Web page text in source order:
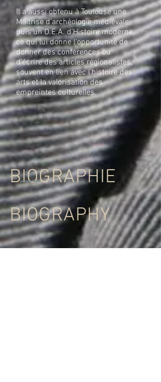
Il a aussi obtenu à Toulouse une
Maîtrise d'archéologie médiévale,
puis un D.E.A. d'Histoire moderne,
ce qui lui donne l'opportunité de
donner des conférences ou
d'écrire des articles régionalistes,
souvent en lien avec l'histoire des
arts et la valorisation des
empreintes culturelles.
BIOGRAPHIE
BIOGRAPHY